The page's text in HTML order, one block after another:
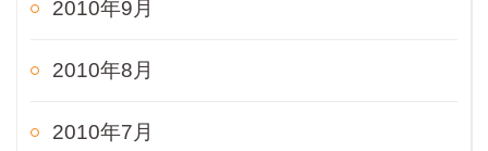
2010年9月
2010年8月
2010年7月